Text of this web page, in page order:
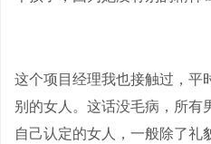
这个项目经理我也接触过，平
别的女人。这话没毛病，所有
自己认定的女人，一般除了